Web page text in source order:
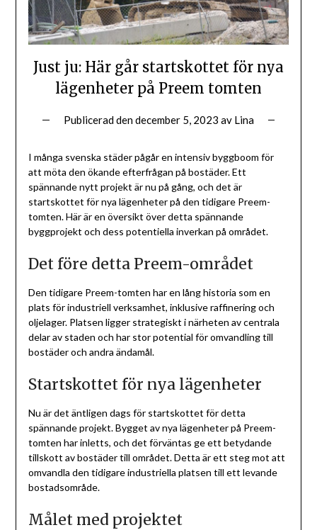
Just ju: Här går startskottet för nya
lägenheter på Preem tomten
Publicerad dendecember 5, 2023 av Lina
I många svenska städer pågår en intensiv byggboom för
att möta den ökande efterfrågan på bostäder. Ett
spännande nytt projekt är nu på gång, och det är
startskottet för nya lägenheter på den tidigare Preem-
tomten. Här är en översikt över detta spännande
byggprojekt och dess potentiella inverkan på området.
Det före detta Preem-området
Den tidigare Preem-tomten har en lång historia som en
plats för industriell verksamhet, inklusive raffinering och
oljelager. Platsen ligger strategiskt i närheten av centrala
delar av staden och har stor potential för omvandling till
bostäder och andra ändamål.
Startskottet för nya lägenheter
Nu är det äntligen dags för startskottet för detta
spännande projekt. Bygget av nya lägenheter på Preem-
tomten har inletts, och det förväntas ge ett betydande
tillskott av bostäder till området. Detta är ett steg mot att
omvandla den tidigare industriella platsen till ett levande
bostadsområde.
Målet med projektet